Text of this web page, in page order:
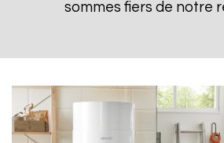
sommes fiers de notre